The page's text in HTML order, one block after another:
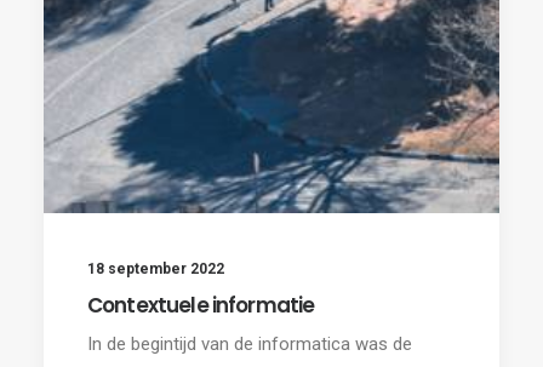
18 september 2022
Contextuele informatie
In de begintijd van de informatica was de